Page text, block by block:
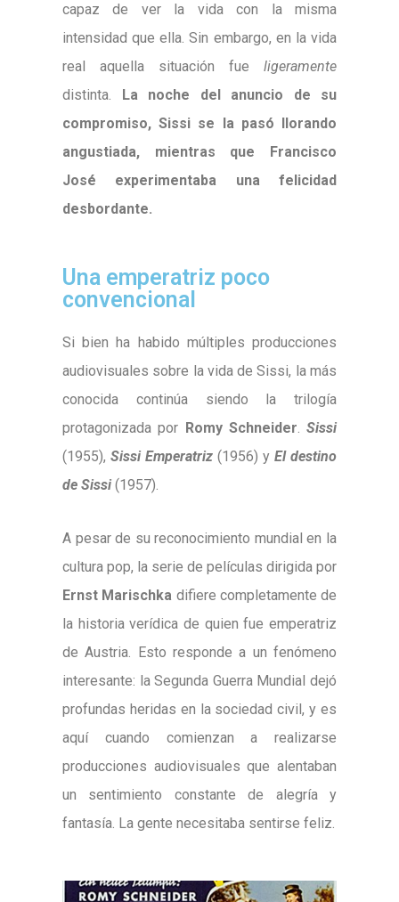
capaz de ver la vida con la misma
intensidad que ella. Sin embargo, en la vida
real aquella situación fue ligeramente
distinta. La noche del anuncio de su
compromiso, Sissi se la pasó llorando
angustiada, mientras que Francisco
José experimentaba una felicidad
desbordante.
Una emperatriz poco
convencional
Si bien ha habido múltiples producciones
audiovisuales sobre la vida de Sissi, la más
conocida continúa siendo la trilogía
protagonizada por Romy Schneider. Sissi
(1955), Sissi Emperatriz (1956) y El destino
de Sissi (1957).
A pesar de su reconocimiento mundial en la
cultura pop, la serie de películas dirigida por
Ernst Marischka difiere completamente de
la historia verídica de quien fue emperatriz
de Austria. Esto responde a un fenómeno
interesante: la Segunda Guerra Mundial dejó
profundas heridas en la sociedad civil, y es
aquí cuando comienzan a realizarse
producciones audiovisuales que alentaban
un sentimiento constante de alegría y
fantasía. La gente necesitaba sentirse feliz.